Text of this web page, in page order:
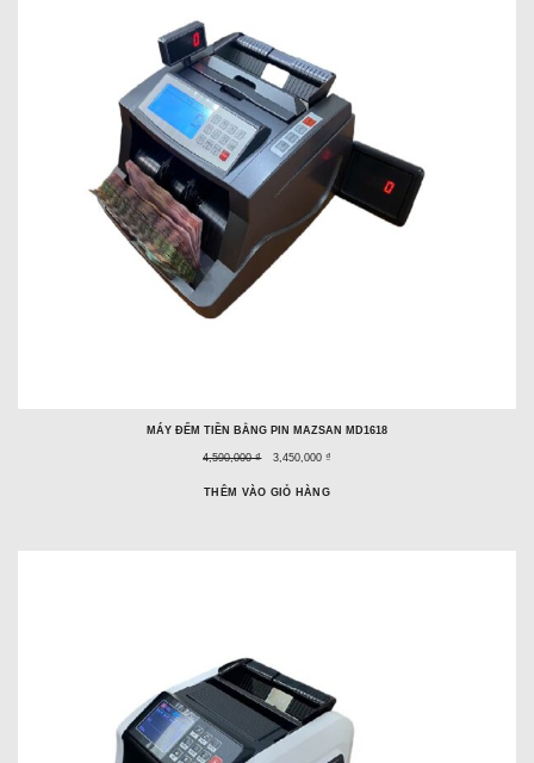
MÁY ĐẾM TIỀN BẰNG PIN MAZSAN MD1618
Giá
4,590,000 ₫
Giá3,450,000 ₫
THÊM VÀO GIỎ HÀNG